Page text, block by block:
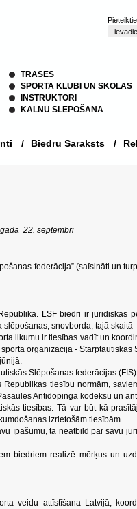
TRASES
SPORTA KLUBI UN SKOLAS
INSTRUKTORI
KALNU SLĒPOŠANA
/ Biedru Saraksts /
22. septembrī
federācija” (saīsināti un
LSF biedri ir juridiskas
snovborda, tajā
likumu ir tiesības vadīt un
organizācijā - Starptautiskās
Slēpošanas federācijas
tiesību normām,
Antidopinga kodeksu un
tiesības. Tā var būt kā
izrietošām tiesībām.
īpašumu, tā neatbild par savu
biedriem realizē mērķus un
veidu attīstīšana Latvijā,